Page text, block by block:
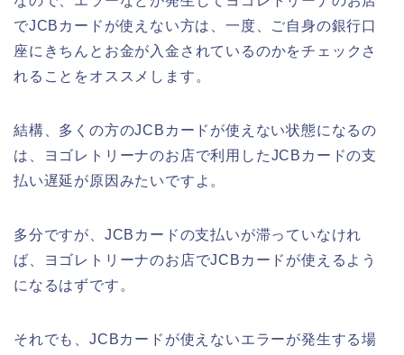
でJCBカードが使えない方は、一度、ご自身の銀行口
座にきちんとお金が入金されているのかをチェックさ
れることをオススメします。
結構、多くの方のJCBカードが使えない状態になるの
は、ヨゴレトリーナのお店で利用したJCBカードの支
払い遅延が原因みたいですよ。
多分ですが、JCBカードの支払いが滞っていなけれ
ば、ヨゴレトリーナのお店でJCBカードが使えるよう
になるはずです。
それでも、JCBカードが使えないエラーが発生する場